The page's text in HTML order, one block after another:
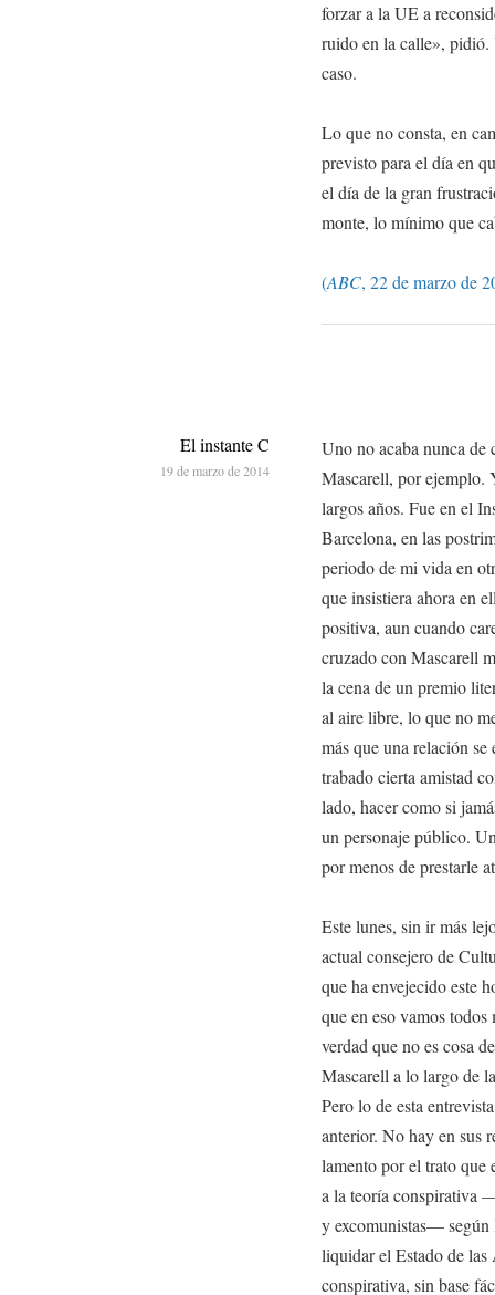
forzar a la UE a
ruido en la calle», pidió.
caso.
Lo que no consta, en
previsto para el día en
el día de la gran
monte, lo mínimo que
(ABC, 22 de marzo de
Uno no acaba nunca de
Mascarell, por ejemplo.
largos años. Fue en el
Barcelona, en las
periodo de mi vida en
que insistiera ahora en
positiva, aun cuando
cruzado con Mascarell
la cena de un premio
al aire libre, lo que no
más que una relación
trabado cierta amistad
lado, hacer como si
un personaje público.
por menos de prestarle
Este lunes, sin ir más
actual consejero de
que ha envejecido este
que en eso vamos
verdad que no es cosa
Mascarell a lo largo de
Pero lo de esta
anterior. No hay en sus
lamento por el trato que
a la teoría conspirativa
y excomunistas— según
liquidar el Estado de las
conspirativa, sin base
El instante C
19 de marzo de 2014